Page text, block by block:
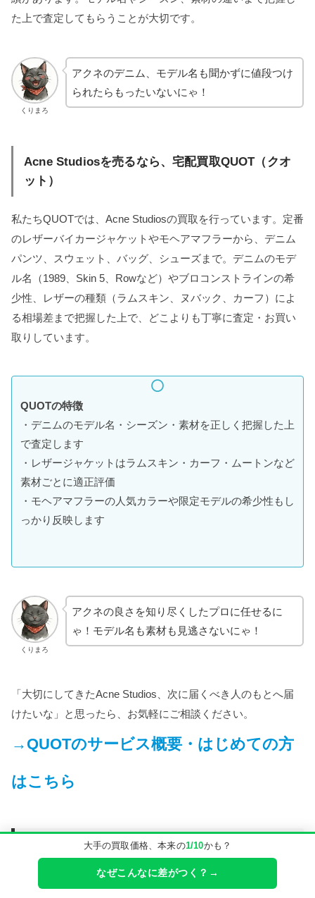
大手の買取価格、本来の1/10かも？
なぜこんなに差がつく？→
た上で査定してもらうことが大切です。
くりまろ
アクネのデニム、モデル名も聞かずに値段つけ
られたらもったいないにゃ！
Acne Studiosを売るなら、宅配買取QUOT（クオ
ット）
私たちQUOTでは、Acne Studiosの買取を行っています。定番
のレザーバイカージャケットやモヘアマフラーから、デニム
パンツ、スウェット、バッグ、シューズまで。デニムのモデ
ル名（1989、Skin 5、Rowなど）やブロコンストラインの希
少性、レザーの種類（ラムスキン、ヌバック、カーフ）によ
る相場差まで把握した上で、どこよりも丁寧に査定・お買い
取りしています。
QUOTの特徴
・デニムのモデル名・シーズン・素材を正しく把握した上
で査定します
・レザージャケットはラムスキン・カーフ・ムートンなど
素材ごとに適正評価
・モヘアマフラーの人気カラーや限定モデルの希少性もし
っかり反映します
くりまろ
アクネの良さを知り尽くしたプロに任せるに
ゃ！モデル名も素材も見逃さないにゃ！
「大切にしてきたAcne Studios、次に届くべき人のもとへ届
けたいな」と思ったら、お気軽にご相談ください。
→QUOTのサービス概要・はじめての方
はこちら
まとめ:アクネのマフラーは「理由の
ある人気」